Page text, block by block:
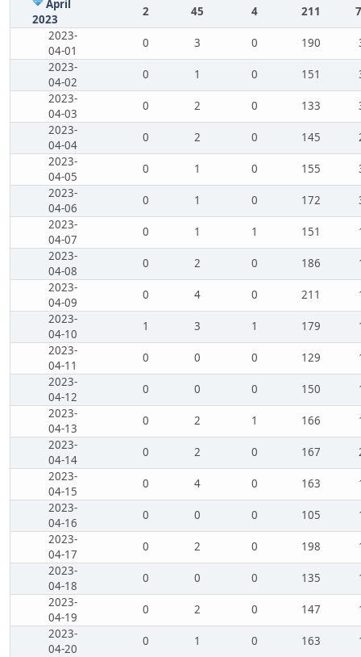
April
2023
2 45 4 211
2023-
04-01
0 3 0 190
2023-
04-02
0 1 0 151
2023-
04-03
0 2 0 133
2023-
04-04
0 2 0 145
2023-
04-05
0 1 0 155
2023-
04-06
0 1 0 172
2023-
04-07
0 1 1 151
2023-
04-08
0 2 0 186
2023-
04-09
0 4 0 211
2023-
04-10
1 3 1 179
2023-
04-11
0 0 0 129
2023-
04-12
0 0 0 150
2023-
04-13
0 2 1 166
2023-
04-14
0 2 0 167
2023-
04-15
0 4 0 163
2023-
04-16
0 0 0 105
2023-
04-17
0 2 0 198
2023-
04-18
0 0 0 135
2023-
04-19
0 2 0 147
2023-
04-20
0 1 0 163